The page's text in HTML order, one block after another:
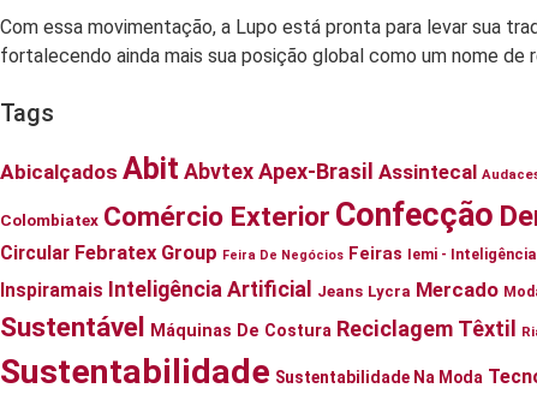
Com essa movimentação, a Lupo está pronta para levar sua
fortalecendo ainda mais sua posição global como um nome
Tags
Abicalçados Abit AbvtexApex-Brasil Assintecal
Colombiatex Comércio Exterior Confecção
Circular Febratex Group Feira De Negócios Feiras Iemi -
Inspiramais Inteligência Artificial Jeans Lycra Mercado
Sustentável Máquinas De Costura Reciclagem Têxtil
Sustentabilidade Sustentabilidade Na Moda